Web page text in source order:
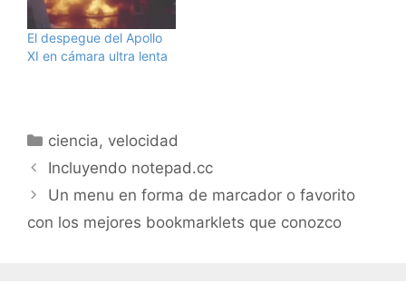
El despegue del Apollo
XI en cámara ultra lenta
Categorías
ciencia, velocidad
Incluyendo notepad.cc
Un menu en forma de marcador o favorito
con los mejores bookmarklets que conozco